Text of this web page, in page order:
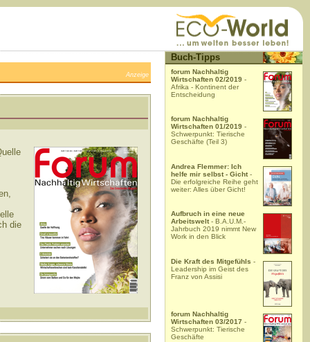
Anzeige
die
Buch-Tipps
forum Nachhaltig
Wirtschaften 02/2019 -
Afrika - Kontinent der
Entscheidung
forum Nachhaltig
Wirtschaften 01/2019 -
Schwerpunkt: Tierische
Geschäfte (Teil 3)
Andrea Flemmer: Ich
helfe mir selbst - Gicht -
Die erfolgreiche Reihe geht
weiter: Alles über Gicht!
Aufbruch in eine neue
Arbeitswelt - B.A.U.M.-
Jahrbuch 2019 nimmt New
Work in den Blick
Die Kraft des Mitgefühls -
Leadership im Geist des
Franz von Assisi
forum Nachhaltig
Wirtschaften 03/2017 -
Schwerpunkt: Tierische
Geschäfte